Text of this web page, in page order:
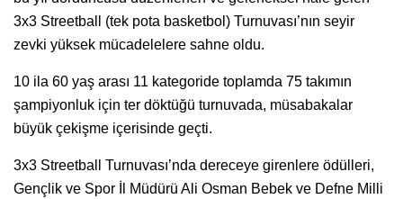
3x3 Streetball (tek pota basketbol) Turnuvası’nın seyir
zevki yüksek mücadelelere sahne oldu.
10 ila 60 yaş arası 11 kategoride toplamda 75 takımın
şampiyonluk için ter döktüğü turnuvada, müsabakalar
büyük çekişme içerisinde geçti.
3x3 Streetball Turnuvası’nda dereceye girenlere ödülleri,
Gençlik ve Spor İl Müdürü Ali Osman Bebek ve Defne Milli